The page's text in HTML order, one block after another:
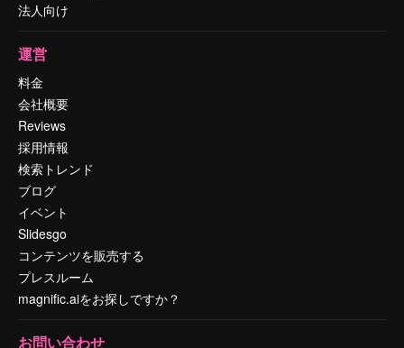
法人向け
運営
料金
会社概要
Reviews
採用情報
検索トレンド
ブログ
イベント
Slidesgo
コンテンツを販売する
プレスルーム
magnific.aiをお探しですか？
お問い合わせ